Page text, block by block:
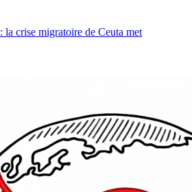
la crise migratoire de Ceuta met